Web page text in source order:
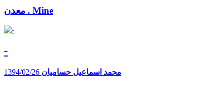
معدن . Mine
-
محمد اسماعیل حسامیان 1394/02/26